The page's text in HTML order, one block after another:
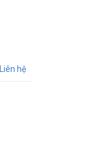
Liên hệ